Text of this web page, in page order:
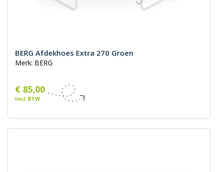
BERG Afdekhoes Extra 270 Groen
Merk: BERG
€ 85,00
Incl. BTW